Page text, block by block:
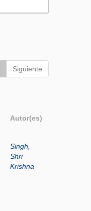
Siguiente
Autor(es)
Singh,
Shri
Krishna